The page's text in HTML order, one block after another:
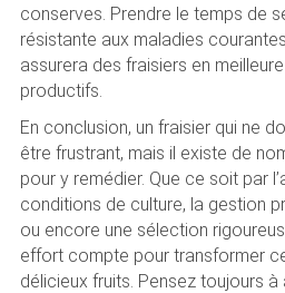
conserves. Prendre le temps de
résistante aux maladies
assurera des fraisiers en
productifs.
En conclusion, un fraisier qui ne
être frustrant, mais il existe de
pour y remédier. Que ce soit par
conditions de culture, la gestion
ou encore une sélection
effort compte pour transformer
délicieux fruits. Pensez toujours